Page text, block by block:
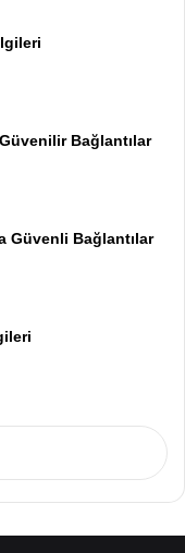
Bağlantılar
Güvenli Bağlantılar